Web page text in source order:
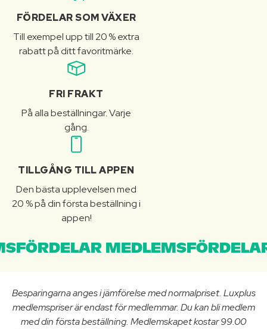
FÖRDELAR SOM VÄXER
Till exempel upp till 20 % extra
rabatt på ditt favoritmärke.
FRI FRAKT
På alla beställningar. Varje
gång.
TILLGÅNG TILL APPEN
Den bästa upplevelsen med
20 % på din första beställning i
appen!
Besparingarna anges i jämförelse med normalpriset. Luxplus
medlemspriser är endast för medlemmar. Du kan bli medlem
med din första beställning. Medlemskapet kostar 99.00